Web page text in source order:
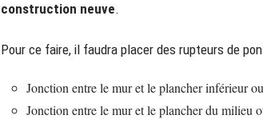
construction neuve.
Pour ce faire, il faudra placer des rupteurs de
Jonction entre le mur et le plancher inférieur
Jonction entre le mur et le plancher du milieu